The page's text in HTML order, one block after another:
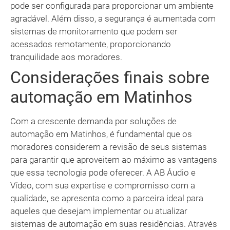
pode ser configurada para proporcionar um ambiente
agradável. Além disso, a segurança é aumentada com
sistemas de monitoramento que podem ser
acessados remotamente, proporcionando
tranquilidade aos moradores.
Considerações finais sobre
automação em Matinhos
Com a crescente demanda por soluções de
automação em Matinhos, é fundamental que os
moradores considerem a revisão de seus sistemas
para garantir que aproveitem ao máximo as vantagens
que essa tecnologia pode oferecer. A AB Áudio e
Vídeo, com sua expertise e compromisso com a
qualidade, se apresenta como a parceira ideal para
aqueles que desejam implementar ou atualizar
sistemas de automação em suas residências. Através